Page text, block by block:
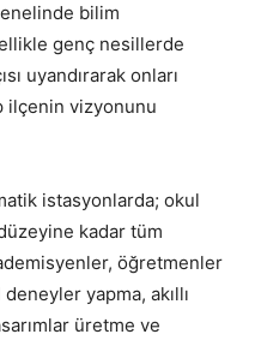
bilim
genç nesillerde
uyandırarak onları
ilçenin vizyonunu
istasyonlarda; okul
kadar tüm
öğretmenler
yapma, akıllı
üretme ve